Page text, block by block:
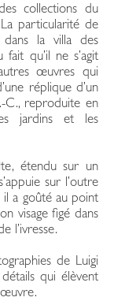
collections du
particularité de
la villa des
qu’il ne s’agit
œuvres qui
réplique d’un
C., reproduite en
jardins et les
étendu sur un
sur l’outre
il a goûté au point
visage figé dans
l’ivresse.
de Luigi
qui élèvent